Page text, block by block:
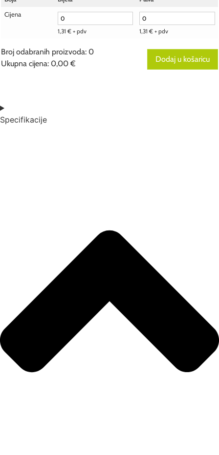
Cijena
1,31 € + pdv 1,31 € + pdv
Broj odabranih proizvoda: 0
Ukupna cijena: 0,00 €
Your
total
is
Dodaj u košaricu
Specifikacije